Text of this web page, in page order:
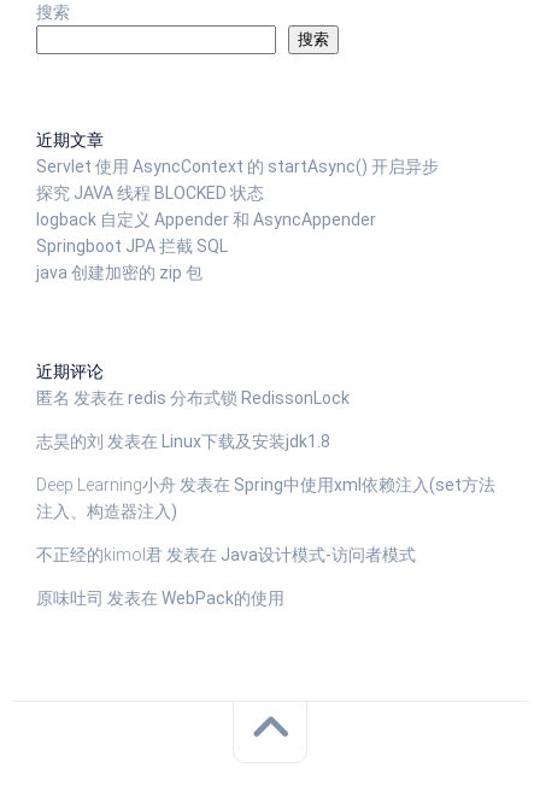
搜索
搜索
近期文章
Servlet 使用 AsyncContext 的 startAsync() 开启异步
探究 JAVA 线程 BLOCKED 状态
logback 自定义 Appender 和 AsyncAppender
Springboot JPA 拦截 SQL
java 创建加密的 zip 包
近期评论
匿名 发表在 redis 分布式锁 RedissonLock
志昊的刘 发表在 Linux下载及安装jdk1.8
Deep Learning小舟 发表在 Spring中使用xml依赖注入(set方法
注入、构造器注入)
不正经的kimol君 发表在 Java设计模式-访问者模式
原味吐司 发表在 WebPack的使用